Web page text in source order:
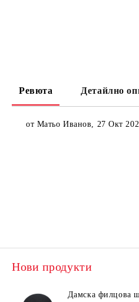
Ревюта Детайлно
от Матьо Иванов 27 Окт
Нови продукти
Дамска филцова